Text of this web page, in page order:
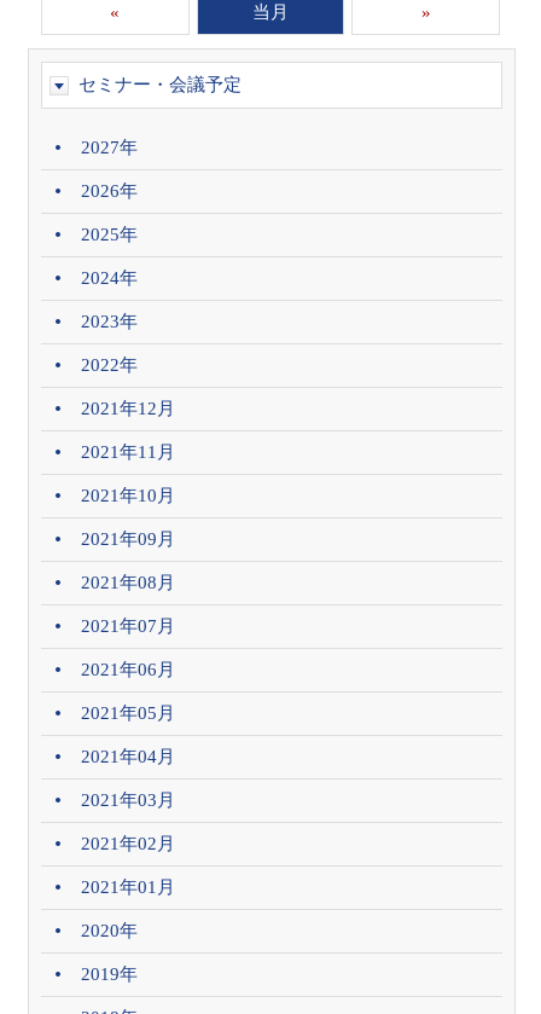
« 当月 »
セミナー・会議予定
2027年
2026年
2025年
2024年
2023年
2022年
2021年12月
2021年11月
2021年10月
2021年09月
2021年08月
2021年07月
2021年06月
2021年05月
2021年04月
2021年03月
2021年02月
2021年01月
2020年
2019年